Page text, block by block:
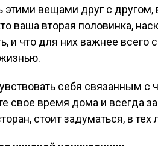
вещами друг с другом,
ваша вторая половинка,
и что для них важнее всего
себя связанным с
свое время дома и всегда
стоит задуматься, в